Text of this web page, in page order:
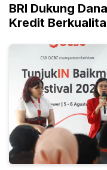
BRI Dukung
Kredit